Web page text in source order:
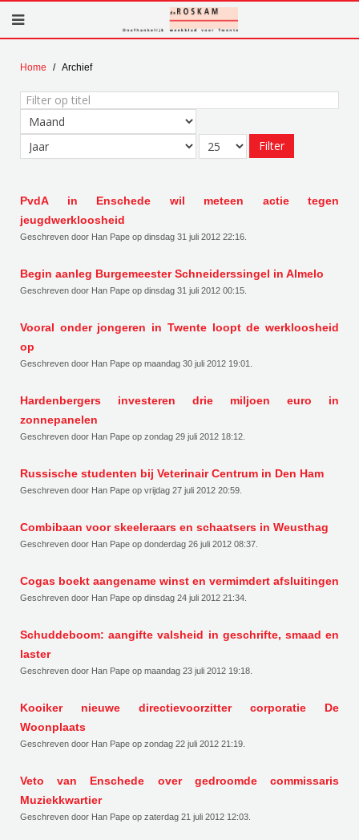
Home Archief
Filter
op
titel
Filter
PvdA in Enschede wil meteen actie tegen
jeugdwerkloosheid
Geschreven door Han Pape op dinsdag 31 juli 2012 22:16
Begin aanleg Burgemeester Schneiderssingel in Almelo
Geschreven door Han Pape op dinsdag 31 juli 2012 00:15
Vooral onder jongeren in Twente loopt de werkloosheid
op
Geschreven door Han Pape op maandag 30 juli 2012 19:01
Hardenbergers investeren drie miljoen euro in
zonnepanelen
Geschreven door Han Pape op zondag 29 juli 2012 18:12
Russische studenten bij Veterinair Centrum in Den Ham
Geschreven door Han Pape op vrijdag 27 juli 2012 20:59
Combibaan voor skeeleraars en schaatsers in Weusthag
Geschreven door Han Pape op donderdag 26 juli 2012 08:37
Cogas boekt aangename winst en vermimdert afsluitingen
Geschreven door Han Pape op dinsdag 24 juli 2012 21:34
Schuddeboom: aangifte valsheid in geschrifte, smaad en
laster
Geschreven door Han Pape op maandag 23 juli 2012 19:18
Kooiker nieuwe directievoorzitter corporatie De
Woonplaats
Geschreven door Han Pape op zondag 22 juli 2012 21:19
Veto van Enschede over gedroomde commissaris
Muziekkwartier
Geschreven door Han Pape op zaterdag 21 juli 2012 12:03